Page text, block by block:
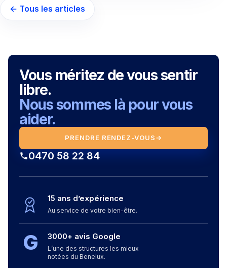
← Tous les articles
Vous méritez de vous sentir
libre.
Nous sommes là pour vous
aider.
PRENDRE RENDEZ-VOUS→
0470 58 22 84
15 ans d’expérience
Au service de votre bien-être.
G 3000+ avis Google
L’une des structures les mieux
notées du Benelux.